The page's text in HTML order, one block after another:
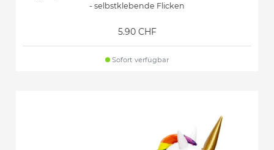
- selbstklebende Flicken
5.90 CHF
Sofort verfügbar